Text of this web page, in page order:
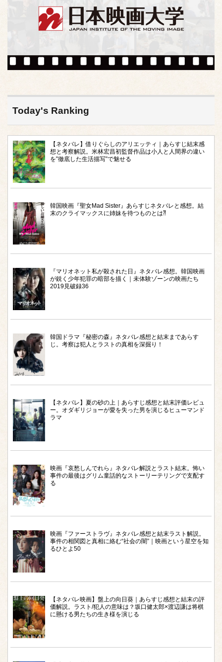
Today's Ranking
【ネタバレ】借りぐらしのアリエッティ｜あらすじ結末感
想と考察解説。米林宏昌初監督作品は小人と人間界の違い
を‟徹底した生活描写”で魅せる
韓国映画『聖女Mad Sister』あらすじネタバレと感想。結
末のクライマックスに姉妹を待つものとは⁈
『マリオネット私が殺された日』ネタバレ感想。韓国映画
が鋭く少年犯罪の暗部を描く｜未体験ゾーンの映画たち
2019見破録36
韓国ドラマ『秘密の森』ネタバレ感想と結末まであらす
じ。考察は犯人とラストの真相を深掘り！
【ネタバレ】夏の砂の上｜あらすじ感想と結末評価レビュ
ー。オダギリジョーが愛を失った男を演じるヒューマンド
ラマ
映画『哀愁しんでれら』ネタバレ解説とラスト結末。怖い
事件の最後はグリム童話的なストーリーテリングで支配す
る
映画『ファーストラヴ』ネタバレ感想と結末ラスト解説。
事件の相関図と真相に絡む“社会の闇”｜映画という星空を知
るひとよ50
【ネタバレ映画】盤上の向日葵｜あらすじ感想と結末の評
価解説。ラスト/犯人の意味は？坂口健太郎×渡辺謙は将棋
に懸ける男たちの生き様を演じる